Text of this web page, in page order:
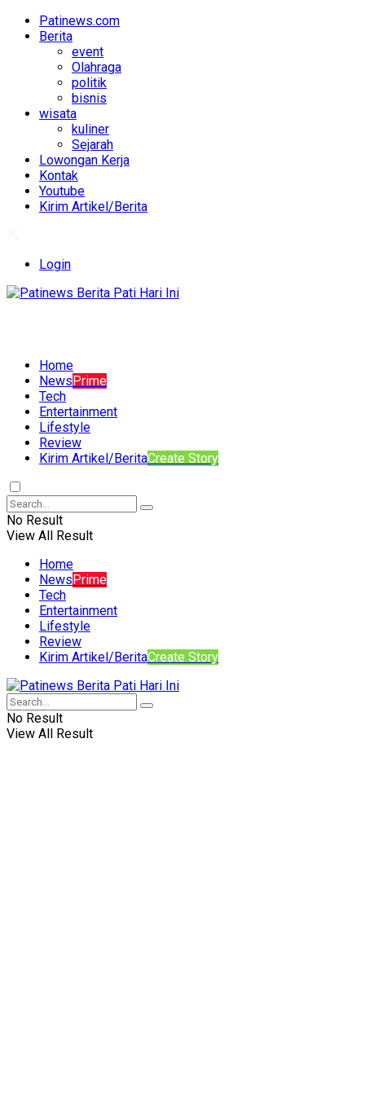
Patinews.com
Berita
event
Olahraga
politik
bisnis
wisata
kuliner
Sejarah
Lowongan Kerja
Kontak
Youtube
Kirim Artikel/Berita
Login
Home
NewsPrime
Tech
Entertainment
Lifestyle
Review
Kirim Artikel/BeritaCreate Story
No Result
View All Result
Home
NewsPrime
Tech
Entertainment
Lifestyle
Review
Kirim Artikel/BeritaCreate Story
No Result
View All Result